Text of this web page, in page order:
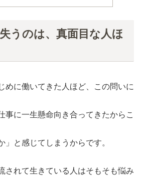
うのは、真面目な人ほ
めに働いてきた人ほど、この問いに
事に一生懸命向き合ってきたからこ
」と感じてしまうからです。
されて生きている人はそもそも悩み